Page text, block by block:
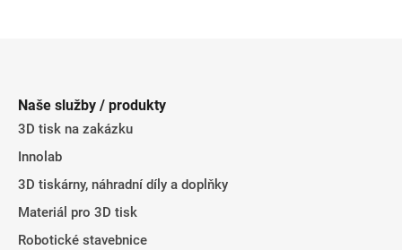
Naše služby / produkty
3D tisk na zakázku
Innolab
3D tiskárny, náhradní díly a doplňky
Materiál pro 3D tisk
Robotické stavebnice